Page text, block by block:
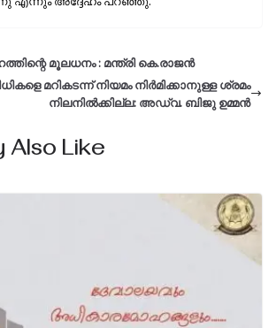
മൂലധനം : മന്ത്രി കെ.രാജന്‍
മറികടന്ന് നിയമം നിർമിക്കാനുള്ള ശ്രമം
നിലനിൽക്കില്ല: അഡ്വ. ബിജു ഉമ്മൻ
Also Like